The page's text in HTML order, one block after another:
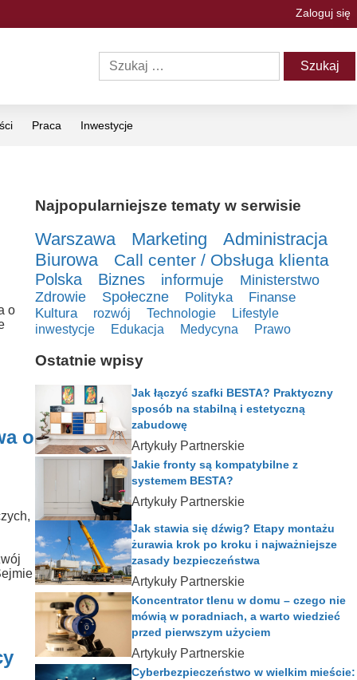
Zaloguj się
Praca Inwestycje
o
o
Najpopularniejsze tematy w serwisie
Warszawa Marketing
Administracja
Biurowa
Call center / Obsługa klienta
Polska Biznes informuje Ministerstwo
Zdrowie Społeczne Polityka
Finanse
Kultura
rozwój Technologie
Lifestyle
inwestycje
Edukacja Medycyna Prawo
Ostatnie wpisy
Artykuły Partnerskie
Jak łączyć szafki BESTA? Praktyczny
sposób na stabilną i estetyczną
zabudowę
Artykuły Partnerskie
Jakie fronty są kompatybilne z
systemem BESTA?
Artykuły Partnerskie
Jak stawia się dźwig? Etapy montażu
żurawia krok po kroku i najważniejsze
zasady bezpieczeństwa
Artykuły Partnerskie
Koncentrator tlenu w domu – czego nie
mówią w poradniach, a warto wiedzieć
przed pierwszym użyciem
Cyberbezpieczeństwo w wielkim mieście: